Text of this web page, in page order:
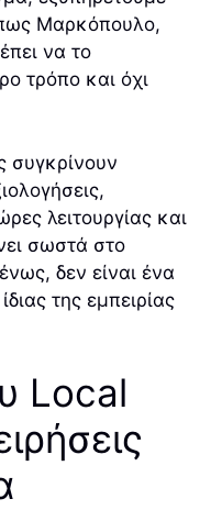
Μαρκόπουλο,
να το
τρόπο και όχι
συγκρίνουν
λειτουργίας και
σωστά στο
δεν είναι ένα
της εμπειρίας
Local